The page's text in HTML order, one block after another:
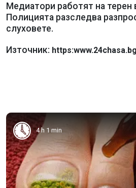
Медиатори работят на терен
Полицията разследва
слуховете.
Източник: https:www.24chasa.bg
4 h 1 min